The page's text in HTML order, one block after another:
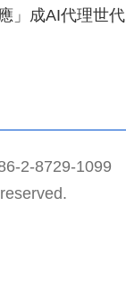
」成AI代理世代
2-8729-1099